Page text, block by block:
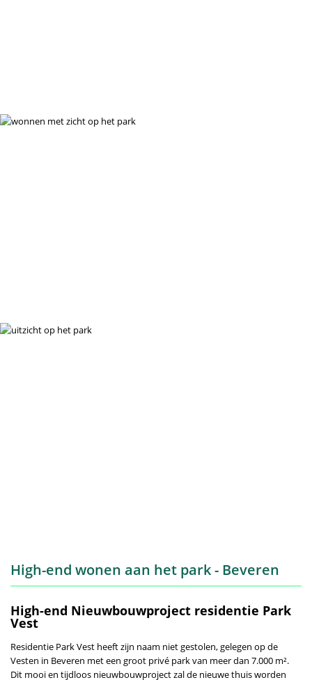
High-end wonen aan het park - Beveren
High-end Nieuwbouwproject residentie Park
Vest
Residentie Park Vest heeft zijn naam niet gestolen, gelegen op de
Vesten in Beveren met een groot privé park van meer dan 7.000 m².
Dit mooi en tijdloos nieuwbouwproject zal de nieuwe thuis worden